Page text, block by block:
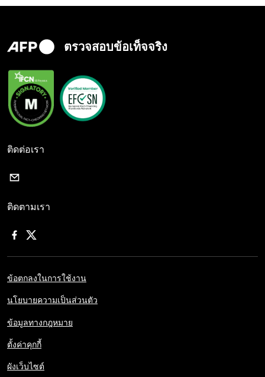
ตรวจสอบข้อเท็จจริง
ติดต่อเรา
ติดตามเรา
ข้อตกลงในการใช้งาน
นโยบายความเป็นส่วนตัว
ข้อมูลทางกฎหมาย
ตั้งค่าคุกกี้
ผังเว็บไซต์